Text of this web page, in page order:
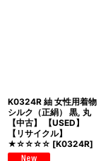
K0324R 紬 女性用着物
シルク（正絹） 黒, 丸
【中古】 【USED】
【リサイクル】
★☆☆☆☆ [K0324R]